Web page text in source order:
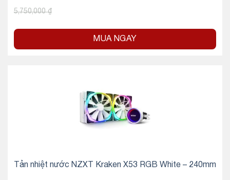
5,750,000₫
MUA NGAY
Tản nhiệt nước NZXT Kraken X53 RGB White – 240mm